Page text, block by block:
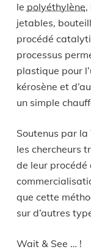
le polyéthylène,
jetables,
procédé
processus
plastique pour
kérosène et
un simple
Soutenus par
les chercheurs
de leur procédé
que cette
sur d’autres
Wait & See … !